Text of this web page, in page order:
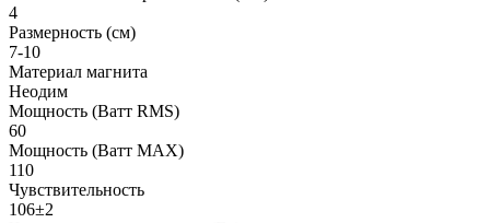
4
Размерность (см)
7-10
Материал магнита
Неодим
Мощность (Ватт RMS)
60
Мощность (Ватт MAX)
110
Чувствительность
106±2